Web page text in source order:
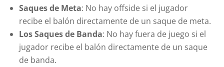
Saques de Meta: No hay offside si el jugador
recibe el balón directamente de un saque de meta.
Los Saques de Banda: No hay fuera de juego si el
jugador recibe el balón directamente de un saque
de banda.